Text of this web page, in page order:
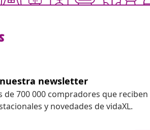
newsletter
de 700 000 compradores que
y novedades de vidaXL.